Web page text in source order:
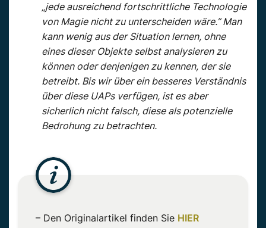
„jede ausreichend fortschrittliche Technologie
von Magie nicht zu unterscheiden wäre.” Man
kann wenig aus der Situation lernen, ohne
eines dieser Objekte selbst analysieren zu
können oder denjenigen zu kennen, der sie
betreibt. Bis wir über ein besseres Verständnis
über diese UAPs verfügen, ist es aber
sicherlich nicht falsch, diese als potenzielle
Bedrohung zu betrachten.
– Den Originalartikel finden Sie HIER